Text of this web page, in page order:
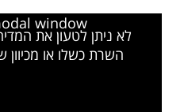
עוד תוכן חדש